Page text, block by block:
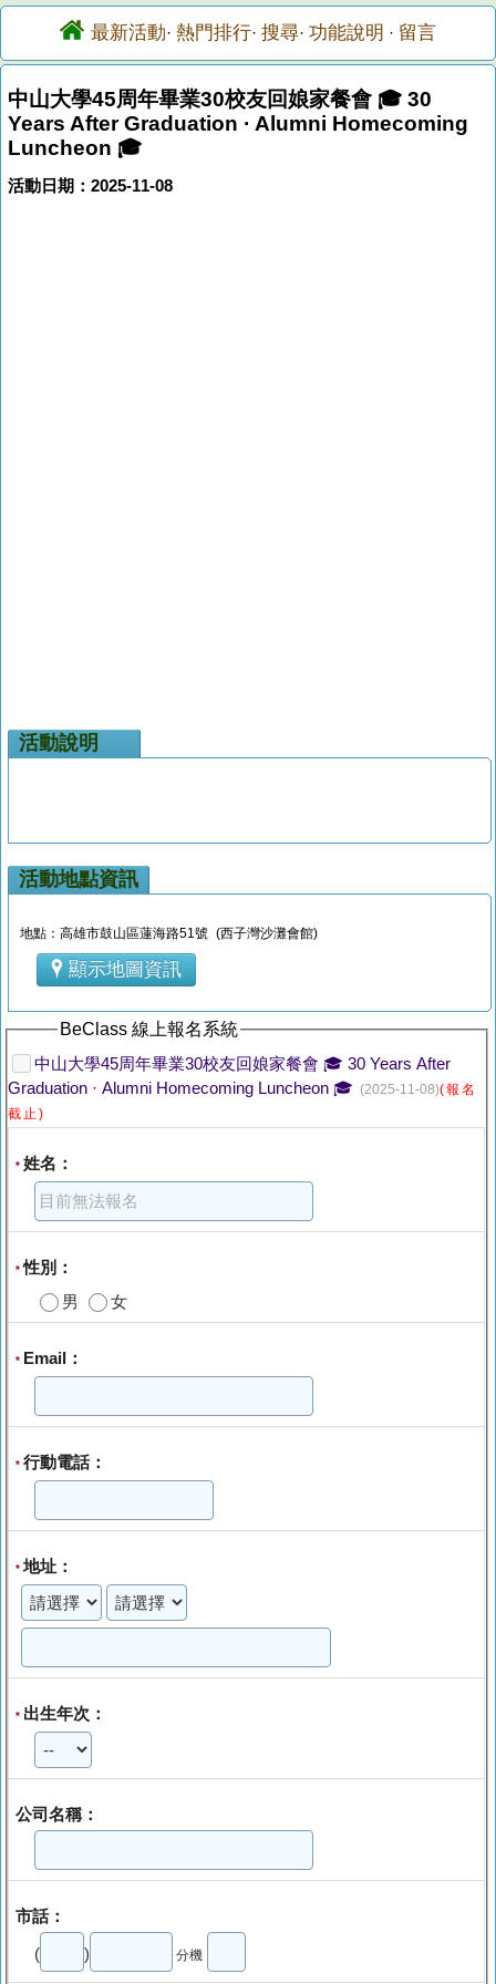
最新活動· 熱門排行· 搜尋· 功能說明 · 留言
中山大學45周年畢業30校友回娘家餐會 🎓 30
Years After Graduation · Alumni Homecoming
Luncheon 🎓
活動日期：2025-11-08
活動說明
活動地點資訊
地點：高雄市鼓山區蓮海路51號 (西子灣沙灘會館)
顯示地圖資訊
BeClass 線上報名系統
中山大學45周年畢業30校友回娘家餐會 🎓 30 Years After
Graduation · Alumni Homecoming Luncheon 🎓 (2025-11-08)(報名
截止)
* 姓名：
*性別：
男
女
* Email：
* 行動電話：
*地址：
* 出生年次：
公司名稱：
市話：
( ) 分機